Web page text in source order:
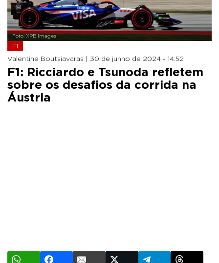
Foto: XPB Images
F1
Valentine Boutsiavaras | 30 de junho de 2024 - 14:52
F1: Ricciardo e Tsunoda refletem
sobre os desafios da corrida na
Áustria